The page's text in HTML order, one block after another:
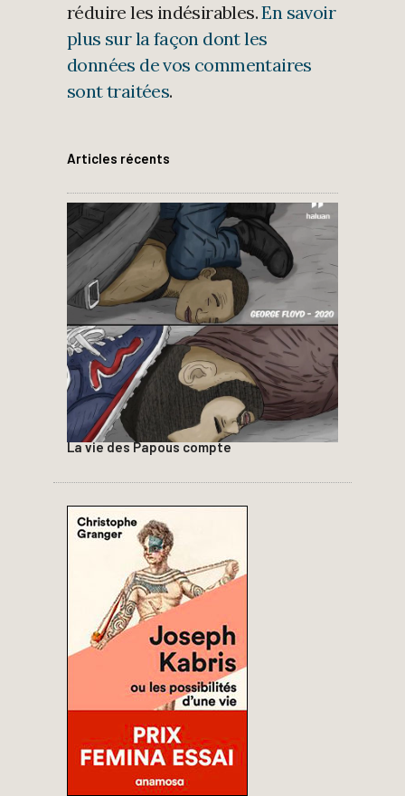
réduire les indésirables.En savoir
plus sur la façon dont les
données de vos commentaires
sont traitées.
Articles récents
La vie des Papous compte